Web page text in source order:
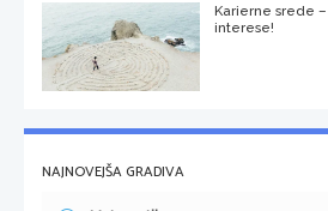
Karierne srede
interese!
NAJNOVEJŠA GRADIVA